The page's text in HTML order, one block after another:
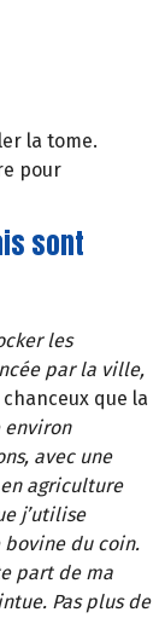
la tome.
pour
sont
les
par la ville,
que la
environ
avec une
agriculture
j’utilise
du coin.
part de ma
Pas plus de